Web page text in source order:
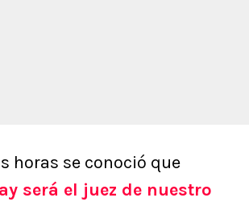
horas se conoció que
será el juez de nuestro